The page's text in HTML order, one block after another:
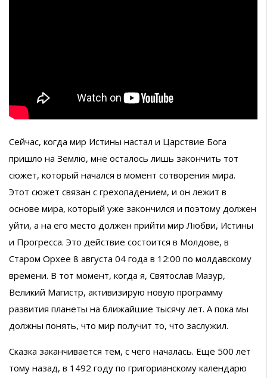
Сейчас, когда мир Истины настал и Царствие Бога
пришло на Землю, мне осталось лишь закончить тот
сюжет, который начался в момент сотворения мира.
Этот сюжет связан с грехопадением, и он лежит в
основе мира, который уже закончился и поэтому должен
уйти, а на его место должен прийти мир Любви, Истины
и Прогресса. Это действие состоится в Молдове, в
Старом Орхее 8 августа 04 года в 12:00 по молдавскому
времени. В тот момент, когда я, Святослав Мазур,
Великий Магистр, активизирую новую программу
развития планеты на ближайшие тысячу лет. А пока мы
должны понять, что мир получит то, что заслужил.
Сказка заканчивается тем, с чего началась. Ещё 500 лет
тому назад, в 1492 году по григорианскому календарю